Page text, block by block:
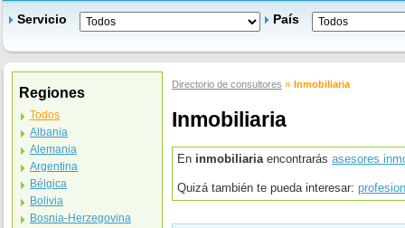
Servicio País
Directorio de consultores » Inmobiliaria
Inmobiliaria
En inmobiliariaencontrarás asesores
Quizá también te pueda interesar:
Regiones
Todos
Albania
Alemania
Argentina
Bélgica
Bolivia
Bosnia-Herzegovina